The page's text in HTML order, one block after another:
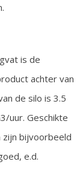
is de
achter van
de silo is 3.5
uur. Geschikte
zijn bijvoorbeeld
e.d.